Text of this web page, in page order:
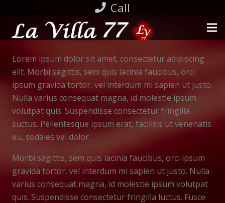
Call
Lorem ipsum dolor sit amet, consectetur adipiscing
elit. Morbi sagittis, sem quis lacinia faucibus, orci
ipsum gravida tortor, vel interdum mi sapien ut justo.
Nulla varius consequat magna, id molestie ipsum
volutpat quis. Suspendisse consectetur fringilla
suctus. Pellentesque ipsum erat, facilisis ut venenatis
eu, sodales vel dolor.
Morbi sagittis, sem quis lacinia faucibus, orci ipsum
gravida tortor, vel interdum mi sapien ut justo. Nulla
varius consequat magna, id molestie ipsum volutpat
quis. Suspendisse consectetur fringilla luctus. Fusce